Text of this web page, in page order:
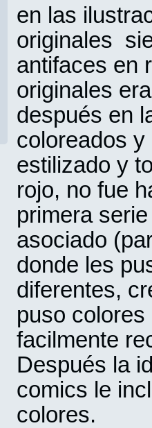
en las
originales
antifaces en
originales
después en
coloreados
estilizado y
rojo, no fue
primera
asociado
donde les
diferentes,
puso
facilmente
Después la
comics le
colores.